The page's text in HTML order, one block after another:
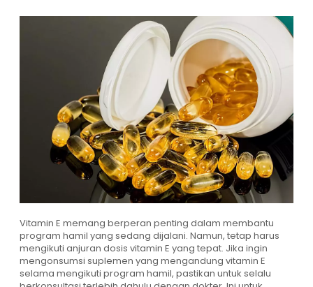
Vitamin E memang berperan penting dalam membantu
program hamil yang sedang dijalani. Namun, tetap harus
mengikuti anjuran dosis vitamin E yang tepat. Jika ingin
mengonsumsi suplemen yang mengandung vitamin E
selama mengikuti program hamil, pastikan untuk selalu